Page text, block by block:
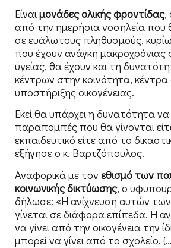
Είναιμονάδες ολικής φροντίδας,
από την ημερήσια νοσηλεία
σε ευάλωτους πληθυσμούς,
που έχουν ανάγκη μακροχρόνιας
υγείας, θα έχουν και τη
κέντρων στην κοινότητα,
υποστήριξης οικογένειας.
Εκεί θα υπάρχει η δυνατότητα
παραπομπές που θα γίνονται
εκπαιδευτικό είτε από το
εξήγησε ο κ. Βαρτζόπουλος.
Αναφορικά με τον εθισμό των
κοινωνικής δικτύωσης, ο
δήλωσε: «Η ανίχνευση αυτών
γίνεται σε διάφορα επίπεδα. Η
να γίνει από την οικογένεια την
μπορεί να γίνει από το σχολείο.